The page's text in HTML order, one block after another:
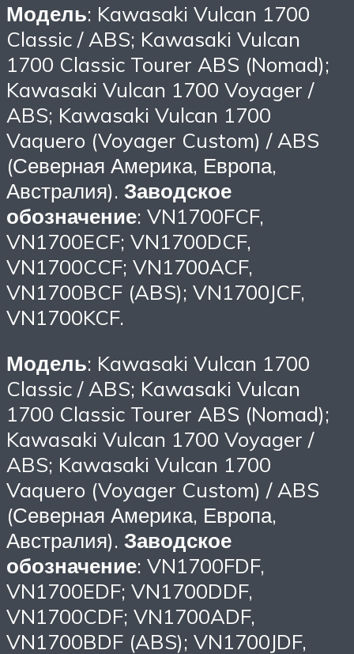
Модель: Kawasaki Vulcan 1700
Classic / ABS; Kawasaki Vulcan
1700 Classic Tourer ABS (Nomad);
Kawasaki Vulcan 1700 Voyager /
ABS; Kawasaki Vulcan 1700
Vaquero (Voyager Custom) / ABS
(Северная Америка, Европа,
Австралия). Заводское
обозначение: VN1700FCF,
VN1700ECF; VN1700DCF,
VN1700CCF; VN1700ACF,
VN1700BCF (ABS); VN1700JCF,
VN1700KCF.
Модель: Kawasaki Vulcan 1700
Classic / ABS; Kawasaki Vulcan
1700 Classic Tourer ABS (Nomad);
Kawasaki Vulcan 1700 Voyager /
ABS; Kawasaki Vulcan 1700
Vaquero (Voyager Custom) / ABS
(Северная Америка, Европа,
Австралия). Заводское
обозначение: VN1700FDF,
VN1700EDF; VN1700DDF,
VN1700CDF; VN1700ADF,
VN1700BDF (ABS); VN1700JDF,